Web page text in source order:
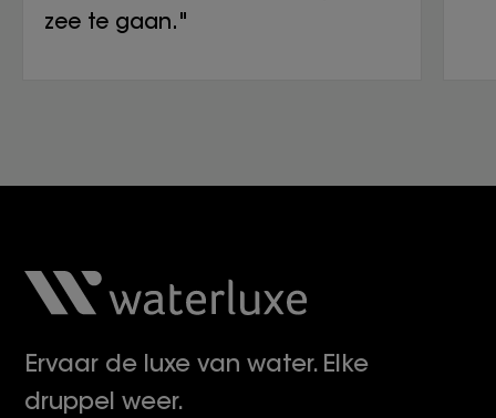
zee te gaan."
Ervaar de luxe van water. Elke
druppel weer.